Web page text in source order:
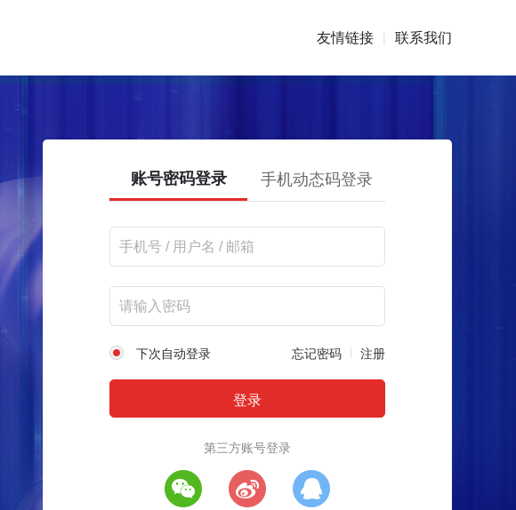
友情链接 | 联系我们
账号密码登录 手机动态码登录
下次自动登录 忘记密码 注册
第三方账号登录